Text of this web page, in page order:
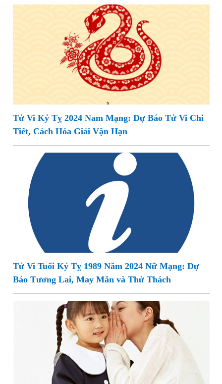
Tử Vi Kỷ Tỵ 2024 Nam Mạng: Dự Báo Tử Vi Chi
Tiết, Cách Hóa Giải Vận Hạn
Tử Vi Tuổi Kỷ Tỵ 1989 Năm 2024 Nữ Mạng: Dự
Báo Tương Lai, May Mắn và Thử Thách